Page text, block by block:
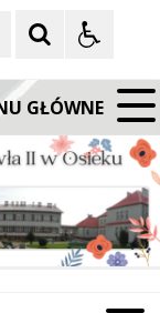
GŁÓWNE